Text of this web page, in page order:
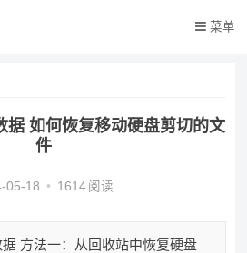
菜单
据 如何恢复移动硬盘剪切的文
件
05-18 • 1614 阅读
方法一：从回收站中恢复硬盘